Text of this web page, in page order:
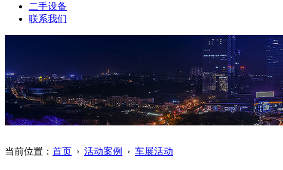
二手设备
联系我们
当前位置： 首页 › 活动案例 › 车展活动